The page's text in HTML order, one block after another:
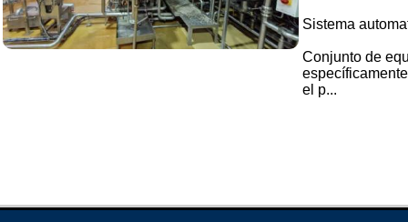
Sistema
Conjunto de
el p...